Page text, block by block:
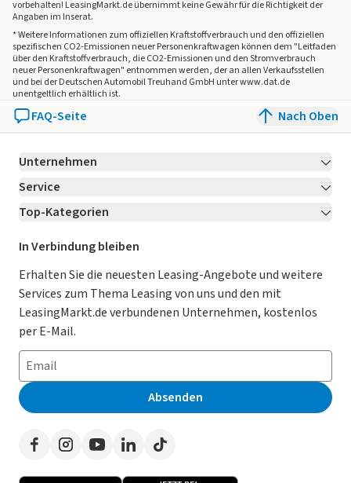
vorbehalten! LeasingMarkt.de übernimmt keine Gewähr für die Richtigkeit der
Angaben im Inserat.
* Weitere Informationen zum offiziellen Kraftstoffverbrauch und den offiziellen
spezifischen CO2-Emissionen neuer Personenkraftwagen können dem "Leitfaden
über den Kraftstoffverbrauch, die CO2-Emissionen und den Stromverbrauch
neuer Personenkraftwagen" entnommen werden, der an allen Verkaufsstellen
und bei der Deutschen Automobil Treuhand GmbH unter www.dat.de
unentgeltlich erhältlich ist.
FAQ-Seite Nach Oben
Unternehmen
Über LeasingMarkt.de
Karriere Jetzt bewerben!
Für Händler
Kooperation mit AutoScout24
AGB
Datenschutz
Impressum
Erklärung zur Barrierefreiheit
Presse
Service
Kontakt
Ratgeber
Magazin
Datenschutz-Einstellungen
So funktioniert’s
Häufig gestellte Fragen
Leasing-Lexikon
Auto-Tests
Werben auf LeasingMarkt.de
Top-Kategorien
Leasing Deals
Gebrauchtwagen Leasing
Leasing ohne Anzahlung
E-Auto Leasing
Privatleasing
Leasing-Vergleiche
Herstellerverzeichnis
Händlerverzeichnis
In Verbindung bleiben
Erhalten Sie die neuesten Leasing-Angebote und weitere
Services zum Thema Leasing von uns und den mit
LeasingMarkt.de verbundenen Unternehmen, kostenlos
per E-Mail.
Absenden